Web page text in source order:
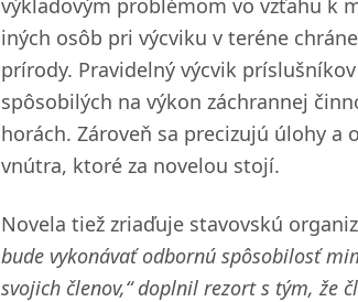
výkladovým problémom vo vzťahu k
iných osôb pri výcviku v teréne
prírody. Pravidelný výcvik
spôsobilých na výkon záchrannej
horách. Zároveň sa precizujú úlohy a
vnútra, ktoré za novelou stojí.
Novela tiež zriaďuje stavovskú
bude vykonávať odbornú spôsobilosť
svojich členov,“ doplnil rezort s tým, že